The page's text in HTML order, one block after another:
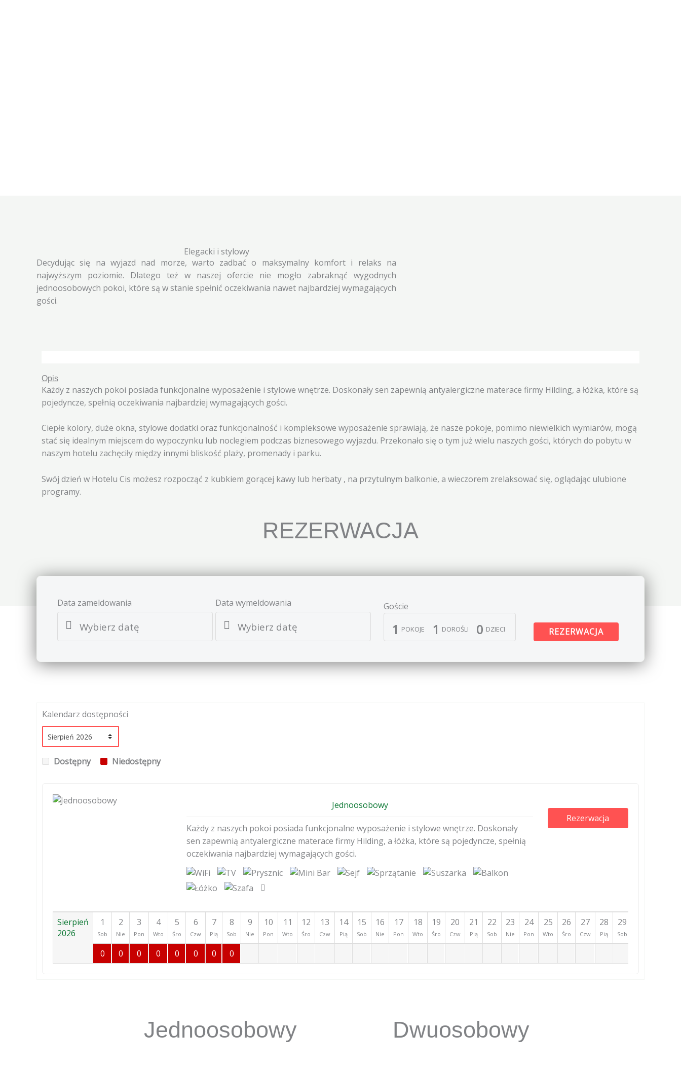
Elegacki i stylowy
Decydując się na wyjazd nad morze, warto zadbać o maksymalny komfort i relaks na
najwyższym poziomie. Dlatego też w naszej ofercie nie mogło zabraknąć wygodnych
jednoosobowych pokoi, które są w stanie spełnić oczekiwania nawet najbardziej wymagających
gości.
Opis
Każdy z naszych pokoi posiada funkcjonalne wyposażenie i stylowe wnętrze. Doskonały sen zapewnią antyalergiczne materace firmy Hilding, a łóżka, które są
pojedyncze, spełnią oczekiwania najbardziej wymagających gości.
Ciepłe kolory, duże okna, stylowe dodatki oraz funkcjonalność i kompleksowe wyposażenie sprawiają, że nasze pokoje, pomimo niewielkich wymiarów, mogą
stać się idealnym miejscem do wypoczynku lub noclegiem podczas biznesowego wyjazdu. Przekonało się o tym już wielu naszych gości, których do pobytu w
naszym hotelu zachęciły między innymi bliskość plaży, promenady i parku.
Swój dzień w Hotelu Cis możesz rozpocząć z kubkiem gorącej kawy lub herbaty , na przytulnym balkonie, a wieczorem zrelaksować się, oglądając ulubione
programy.
REZERWACJA​
Data zameldowania
Wybierz datę
Data wymeldowania
Wybierz datę
Goście
POKOJE
1 DOROŚLI
1 DZIECI
0 REZERWACJA
Kalendarz dostępności
Dostępny Niedostępny
Jednoosobowy
Każdy z naszych pokoi posiada funkcjonalne wyposażenie i stylowe wnętrze. Doskonały
sen zapewnią antyalergiczne materace firmy Hilding, a łóżka, które są pojedyncze, spełnią
oczekiwania najbardziej wymagających gości.
Rezerwacja
Sierpień
2026
1
Sob
2
Nie
3
Pon
4
Wto
5
Śro
6
Czw
7
Pią
8
Sob
9
Nie
10
Pon
11
Wto
12
Śro
13
Czw
14
Pią
15
Sob
16
Nie
17
Pon
18
Wto
19
Śro
20
Czw
21
Pią
22
Sob
23
Nie
24
Pon
25
Wto
26
Śro
27
Czw
28
Pią
29
Sob
0 0 0 0 0 0 0 0
Jednoosobowy Dwuosobowy